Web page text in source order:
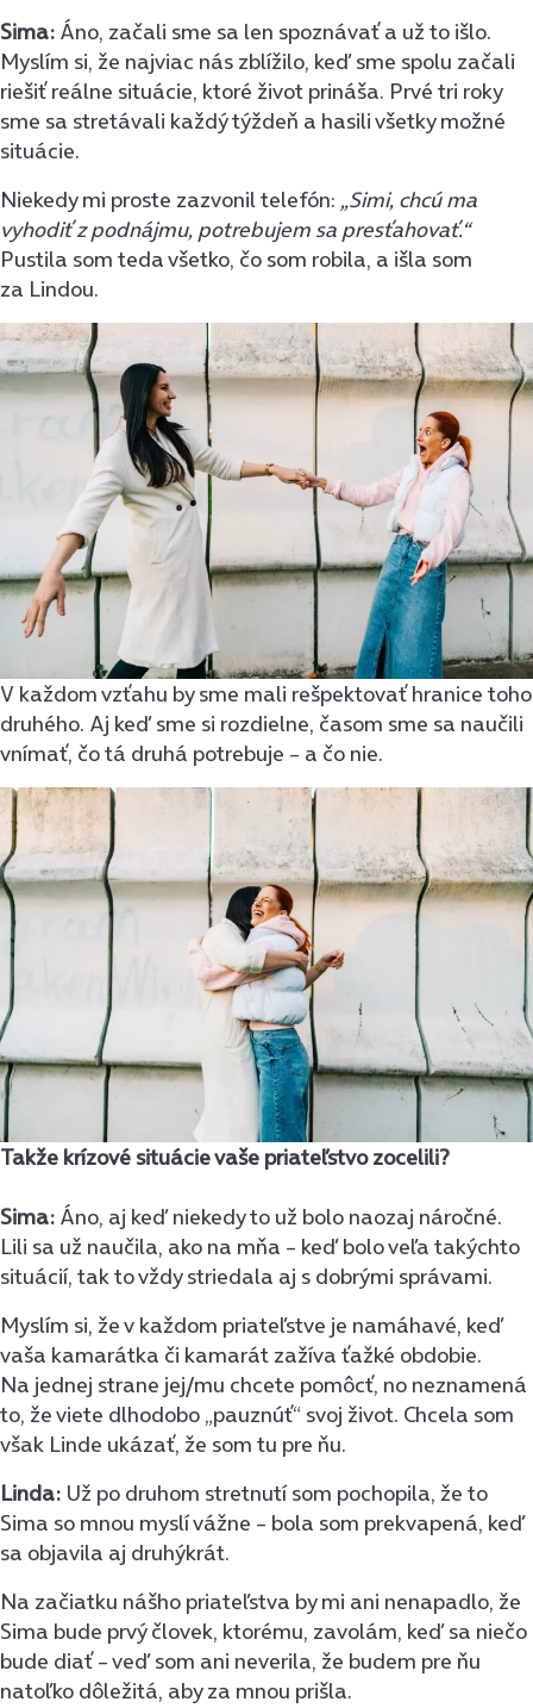
Sima: Áno, začali sme sa len spoznávať a už to išlo.
Myslím si, že najviac nás zblížilo, keď sme spolu začali
riešiť reálne situácie, ktoré život prináša. Prvé tri roky
sme sa stretávali každý týždeň a hasili všetky možné
situácie.
Niekedy mi proste zazvonil telefón: „Simi, chcú ma
vyhodiť z podnájmu, potrebujem sa presťahovať.“
Pustila som teda všetko, čo som robila, a išla som
za Lindou.
​​V každom vzťahu by sme mali rešpektovať hranice toho
druhého. Aj keď sme si rozdielne, časom sme sa naučili
vnímať, čo tá druhá potrebuje – a čo nie.
Takže krízové situácie vaše priateľstvo zocelili?
Sima: Áno, aj keď niekedy to už bolo naozaj náročné.
Lili sa už naučila, ako na mňa – keď bolo veľa takýchto
situácií, tak to vždy striedala aj s dobrými správami.
Myslím si, že v každom priateľstve je namáhavé, keď
vaša kamarátka či kamarát zažíva ťažké obdobie.
Na jednej strane jej/mu chcete pomôcť, no neznamená
to, že viete dlhodobo „pauznúť“ svoj život. Chcela som
však Linde ukázať, že som tu pre ňu.
Linda: Už po druhom stretnutí som pochopila, že to
Sima so mnou myslí vážne – bola som prekvapená, keď
sa objavila aj druhýkrát.
Na začiatku nášho priateľstva by mi ani nenapadlo, že
Sima bude prvý človek, ktorému, zavolám, keď sa niečo
bude diať – veď som ani neverila, že budem pre ňu
natoľko dôležitá, aby za mnou prišla.